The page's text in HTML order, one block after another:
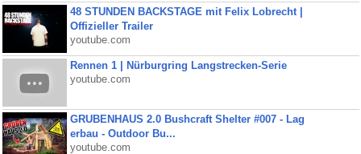
48 STUNDEN BACKSTAGE mit Felix Lobrecht |
Offizieller Trailer
youtube.com
Rennen 1 | Nürburgring Langstrecken-Serie
youtube.com
GRUBENHAUS 2.0 Bushcraft Shelter #007 - Lag
erbau - Outdoor Bu...
youtube.com